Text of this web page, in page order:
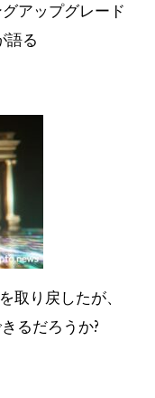
アップグレード
語る
取り戻したが、
るだろうか?